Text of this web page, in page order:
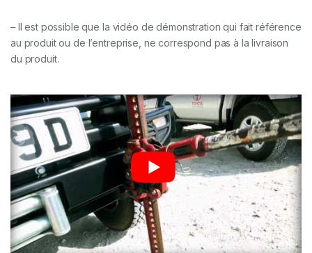
– Il est possible que la vidéo de démonstration qui fait référence
au produit ou de l’entreprise, ne correspond pas à la livraison
du produit.